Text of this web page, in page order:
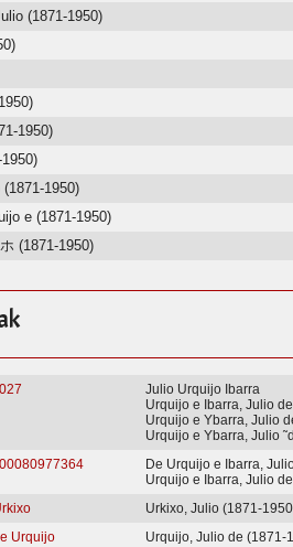
(1871-1950)
1950)
1950)
e (1871-1950)
(1871-1950)
Julio Urquijo Ibarra
Urquijo e Ibarra, Julio de
Urquijo e Ybarra, Julio
Urquijo e Ybarra, Julio
De Urquijo e Ibarra,
Urquijo e Ibarra, Julio de
Urkixo, Julio (1871-
Urquijo
Urquijo, Julio de (1871-